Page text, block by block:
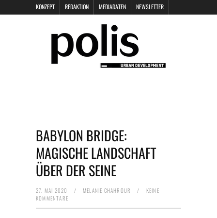
KONZEPT REDAKTION MEDIADATEN NEWSLETTER
DATENSCHUTZ
BABYLON BRIDGE:
MAGISCHE LANDSCHAFT
ÜBER DER SEINE
27. MAI 2020 / MELANIE CHAHROUR /
KEINE
KOMMENTARE